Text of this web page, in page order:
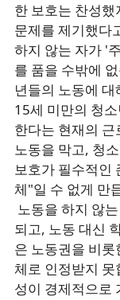
한 보호는 찬성
문제를 제기했다
하지 않는 자가 '
를 품을 수밖에
년들의 노동에
15세 미만의 청
한다는 현재의
노동을 막고, 청
보호가 필수적인
체"일 수 없게 만
노동을 하지 않
되고, 노동 대신
은 노동권을 비
체로 인정받지
성이 경제적으로